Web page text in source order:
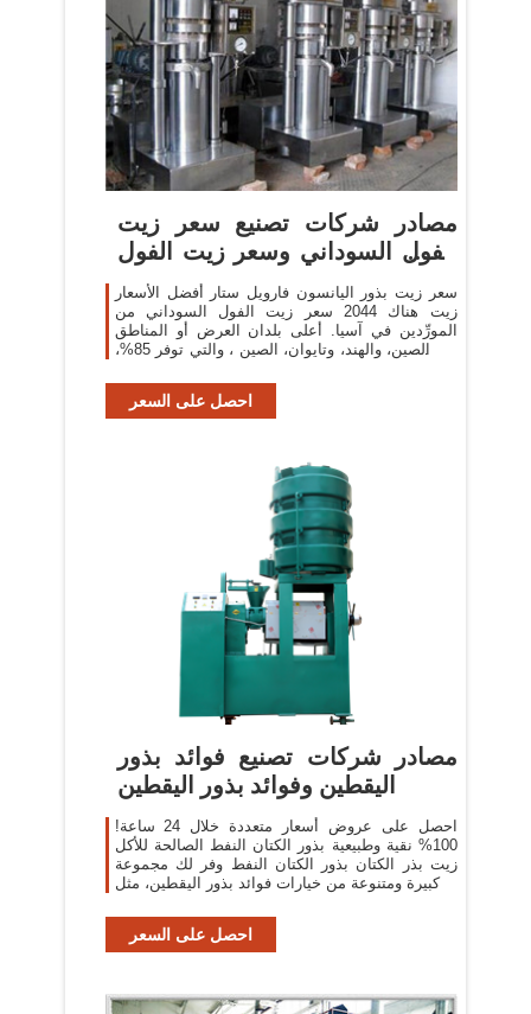
مصادر شركات تصنيع سعر زيت
الفول السوداني وسعر زيت الفول
السوداني في
سعر زيت بذور اليانسون فارويل ستار أفضل الأسعار
زيت هناك 2044 سعر زيت الفول السوداني من
المورِّدين في آسيا. أعلى بلدان العرض أو المناطق
هي الصين، والهند، وتايوان، الصين ، والتي توفر 85%،
احصل على السعر
مصادر شركات تصنيع فوائد بذور
اليقطين وفوائد بذور اليقطين
احصل على عروض أسعار متعددة خلال 24 ساعة!
100% نقية وطبيعية بذور الكتان النفط الصالحة للأكل
زيت بذر الكتان بذور الكتان النفط وفر لك مجموعة
كبيرة ومتنوعة من خيارات فوائد بذور اليقطين، مثل
احصل على السعر